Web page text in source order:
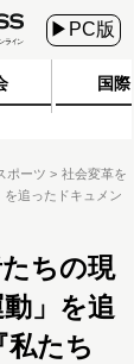
▶PC版
国際
ポーツ
社会変革を
追ったドキュメン
ちの現
」を追
たち